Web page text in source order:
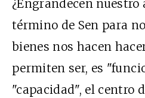
¿Engrandecen nuestro
término de Sen para
bienes nos hacen
permiten ser, es
"capacidad", el centro